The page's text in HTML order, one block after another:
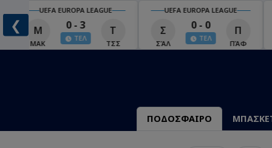
❮
UEFA EUROPA LEAGUE
Μ
ΜΑΚ
0 - 3
ΤΕΛ
Τ
ΤΣΣ
UEFA EUROPA LEAGUE
Σ
ΣΆΛ
0 - 0
ΤΕΛ
Π
ΠΆΦ
ΠΟΔΟΣΦΑΙΡΟ